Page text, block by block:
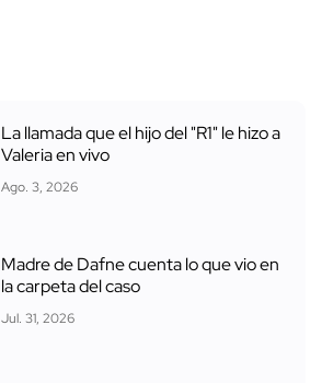
La llamada que el hijo del "R1" le hizo a
Valeria en vivo
Ago. 3, 2026
Madre de Dafne cuenta lo que vio en
la carpeta del caso
Jul. 31, 2026